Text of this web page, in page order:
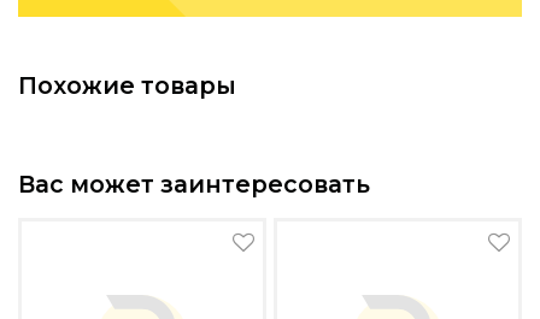
Похожие товары
Вас может заинтересовать